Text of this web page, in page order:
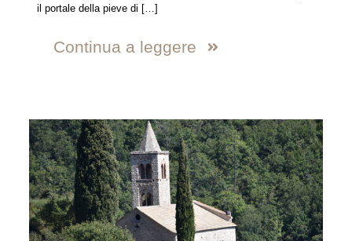
il portale della pieve di […]
Continua a leggere